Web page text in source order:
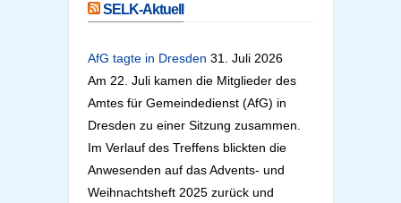
SELK-Aktuell
AfG tagte in Dresden 31. Juli 2026
Am 22. Juli kamen die Mitglieder des
Amtes für Gemeindedienst (AfG) in
Dresden zu einer Sitzung zusammen.
Im Verlauf des Treffens blickten die
Anwesenden auf das Advents- und
Weihnachtsheft 2025 zurück und